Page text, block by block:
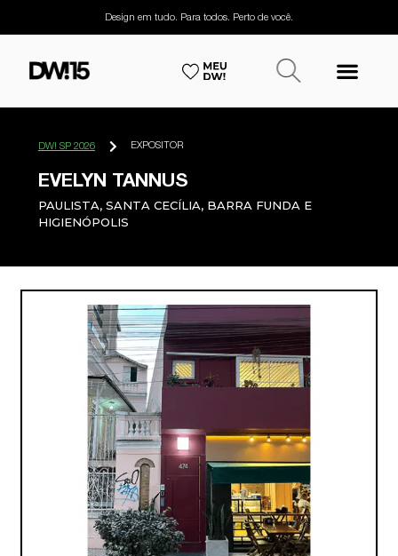
Design em tudo. Para todos. Perto de você.
DW! SP 2026 EXPOSITOR
EVELYN TANNUS
PAULISTA, SANTA CECÍLIA, BARRA FUNDA E
HIGIENÓPOLIS